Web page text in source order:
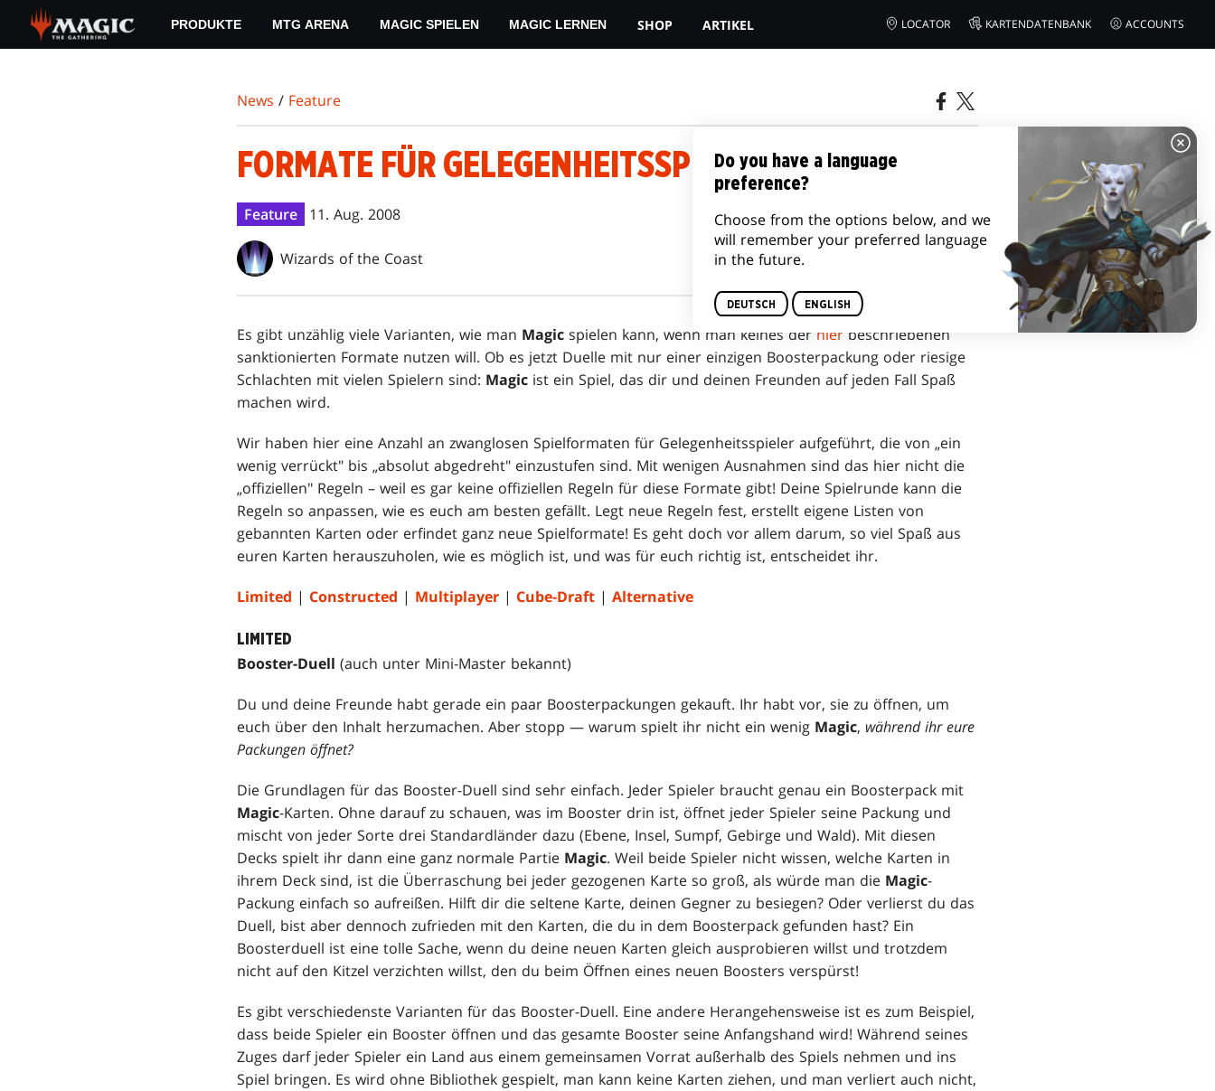
main
PRODUKTE MTG ARENA MAGIC SPIELEN MAGIC LERNEN SHOP ARTIKEL LOCATOR KARTENDATENBANK ACCOUNTS
News / Feature
FORMATE FÜR GELEGENHEITSSPIELER
Feature 11. Aug. 2008
Wizards of the Coast
Es gibt unzählig viele Varianten, wie man Magic spielen kann, wenn man keines der hier beschriebenen
sanktionierten Formate nutzen will. Ob es jetzt Duelle mit nur einer einzigen Boosterpackung oder riesige
Schlachten mit vielen Spielern sind: Magic ist ein Spiel, das dir und deinen Freunden auf jeden Fall Spaß
machen wird.
Wir haben hier eine Anzahl an zwanglosen Spielformaten für Gelegenheitsspieler aufgeführt, die von „ein
wenig verrückt" bis „absolut abgedreht" einzustufen sind. Mit wenigen Ausnahmen sind das hier nicht die
„offiziellen" Regeln – weil es gar keine offiziellen Regeln für diese Formate gibt! Deine Spielrunde kann die
Regeln so anpassen, wie es euch am besten gefällt. Legt neue Regeln fest, erstellt eigene Listen von
gebannten Karten oder erfindet ganz neue Spielformate! Es geht doch vor allem darum, so viel Spaß aus
euren Karten herauszuholen, wie es möglich ist, und was für euch richtig ist, entscheidet ihr.
Limited | Constructed | Multiplayer | Cube-Draft | Alternative
LIMITED
Booster-Duell (auch unter Mini-Master bekannt)
Du und deine Freunde habt gerade ein paar Boosterpackungen gekauft. Ihr habt vor, sie zu öffnen, um
euch über den Inhalt herzumachen. Aber stopp — warum spielt ihr nicht ein wenig Magic, während ihr eure
Packungen öffnet?
Die Grundlagen für das Booster-Duell sind sehr einfach. Jeder Spieler braucht genau ein Boosterpack mit
Magic-Karten. Ohne darauf zu schauen, was im Booster drin ist, öffnet jeder Spieler seine Packung und
mischt von jeder Sorte drei Standardländer dazu (Ebene, Insel, Sumpf, Gebirge und Wald). Mit diesen
Decks spielt ihr dann eine ganz normale Partie Magic. Weil beide Spieler nicht wissen, welche Karten in
ihrem Deck sind, ist die Überraschung bei jeder gezogenen Karte so groß, als würde man die Magic-
Packung einfach so aufreißen. Hilft dir die seltene Karte, deinen Gegner zu besiegen? Oder verlierst du das
Duell, bist aber dennoch zufrieden mit den Karten, die du in dem Boosterpack gefunden hast? Ein
Boosterduell ist eine tolle Sache, wenn du deine neuen Karten gleich ausprobieren willst und trotzdem
nicht auf den Kitzel verzichten willst, den du beim Öffnen eines neuen Boosters verspürst!
Es gibt verschiedenste Varianten für das Booster-Duell. Eine andere Herangehensweise ist es zum Beispiel,
dass beide Spieler ein Booster öffnen und das gesamte Booster seine Anfangshand wird! Während seines
Zuges darf jeder Spieler ein Land aus einem gemeinsamen Vorrat außerhalb des Spiels nehmen und ins
Spiel bringen. Es wird ohne Bibliothek gespielt, man kann keine Karten ziehen, und man verliert auch nicht,
Do you have a language
preference?
Choose from the options below, and we
will remember your preferred language
in the future.
DEUTSCH ENGLISH